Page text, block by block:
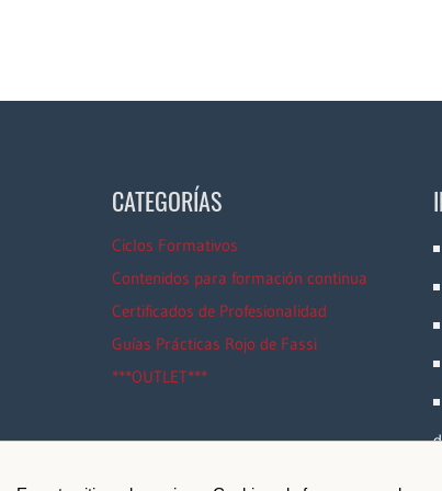
CATEGORÍAS
Ciclos Formativos
Contenidos para formación continua
Certificados de Profesionalidad
Guías Prácticas Rojo de Fassi
***OUTLET***